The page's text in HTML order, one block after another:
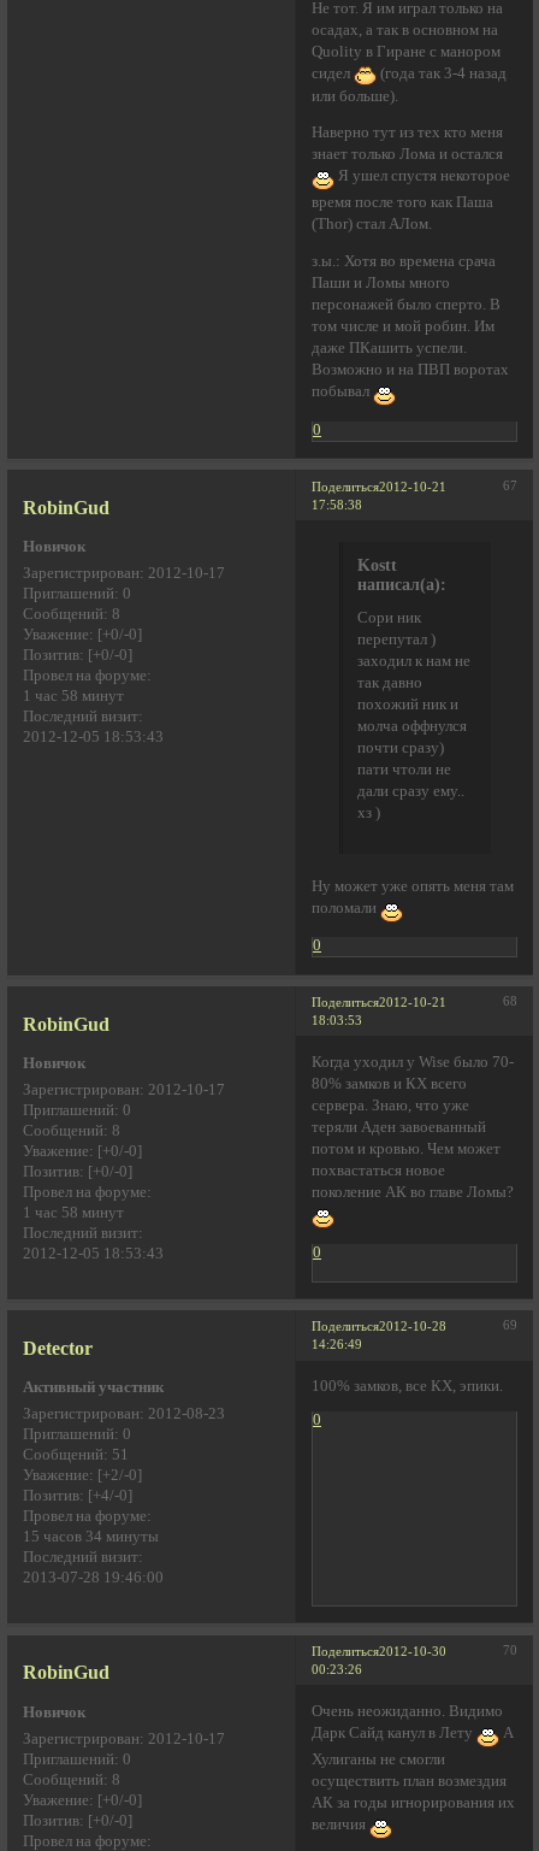
Не тот. Я им играл только на
осадах, а так в основном на
Quolity в Гиране с манором
сидел
(года так 3-4 назад
или больше).
Наверно тут из тех кто меня
знает только Лома и остался
Я ушел спустя некоторое
время после того как Паша
(Thor) стал АЛом.
з.ы.: Хотя во времена срача
Паши и Ломы много
персонажей было сперто. В
том числе и мой робин. Им
даже ПКашить успели.
Возможно и на ПВП воротах
побывал
0
Поделиться 67
2012-10-21
17:58:38
RobinGud
Новичок
Зарегистрирован: 2012-10-17
Приглашений: 0
Сообщений: 8
Уважение: [+0/-0]
Позитив: [+0/-0]
Провел на форуме:
1 час 58 минут
Последний визит:
2012-12-05 18:53:43
Kostt
написал(а):
Сори ник
перепутал )
заходил к нам не
так давно
похожий ник и
молча оффнулся
почти сразу)
пати чтоли не
дали сразу ему..
хз )
Ну может уже опять меня там
поломали
0
Поделиться 68
2012-10-21
18:03:53
RobinGud
Новичок
Зарегистрирован: 2012-10-17
Приглашений: 0
Сообщений: 8
Уважение: [+0/-0]
Позитив: [+0/-0]
Провел на форуме:
1 час 58 минут
Последний визит:
2012-12-05 18:53:43
Когда уходил у Wise было 70-
80% замков и КХ всего
сервера. Знаю, что уже
теряли Аден завоеванный
потом и кровью. Чем может
похвастаться новое
поколение АК во главе Ломы?
0
Поделиться 69
2012-10-28
14:26:49
Detector
Активный участник
Зарегистрирован: 2012-08-23
Приглашений: 0
Сообщений: 51
Уважение: [+2/-0]
Позитив: [+4/-0]
Провел на форуме:
15 часов 34 минуты
Последний визит:
2013-07-28 19:46:00
100% замков, все КХ, эпики.
0
Поделиться 70
2012-10-30
00:23:26
RobinGud
Новичок
Зарегистрирован: 2012-10-17
Приглашений: 0
Сообщений: 8
Уважение: [+0/-0]
Позитив: [+0/-0]
Провел на форуме:
Очень неожиданно. Видимо
Дарк Сайд канул в Лету
А
Хулиганы не смогли
осуществить план возмездия
АК за годы игнорирования их
величия